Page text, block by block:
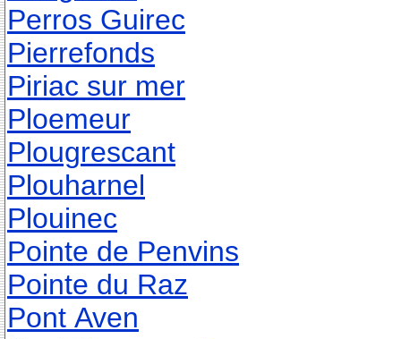
Perros Guirec
Pierrefonds
Piriac sur mer
Ploemeur
Plougrescant
Plouharnel
Plouinec
Pointe de Penvins
Pointe du Raz
Pont Aven